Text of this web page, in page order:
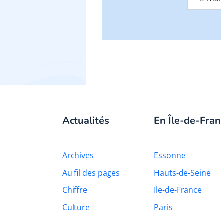
Actualités
Archives
Au fil des pages
Chiffre
Culture
En Île-de-
Essonne
Hauts-de-Seine
Ile-de-France
Paris